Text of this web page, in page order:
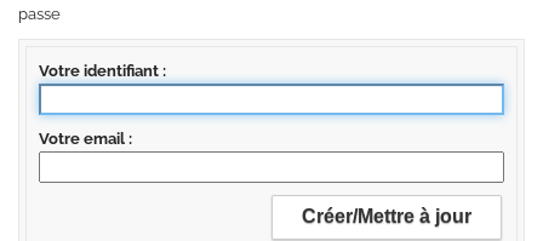
passe
Votre identifiant
Votre email